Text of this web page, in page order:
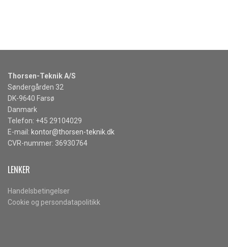
Thorsen-Teknik A/S
Søndergården 32
DK-9640 Farsø
Danmark
Telefon: +45 29104029
E-mail: kontor@thorsen-teknik.dk
CVR-nummer: 36930764
LENKER
Handelsbetingelser
Cookie og persondatapolitikk